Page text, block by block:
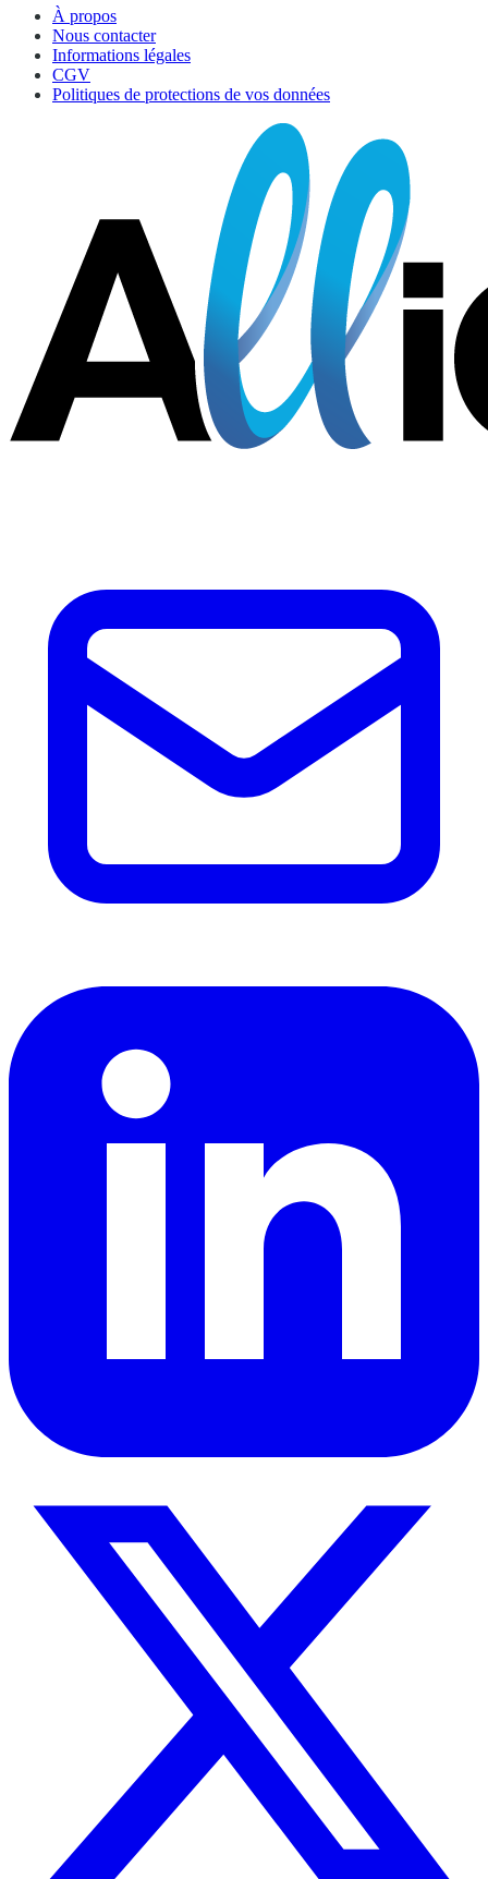
À propos
Nous contacter
Informations légales
CGV
Politiques de protections de vos données